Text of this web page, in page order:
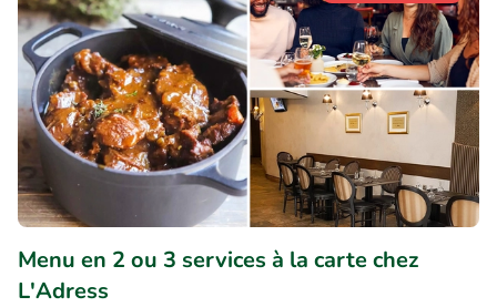
Menu en 2 ou 3 services à la carte chez
L'Adress